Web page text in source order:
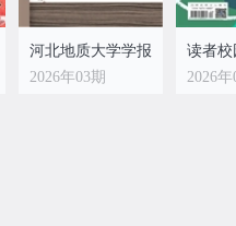
2025年03期
2025年
河北地质大学学报
2026年03期
读者校
2026年